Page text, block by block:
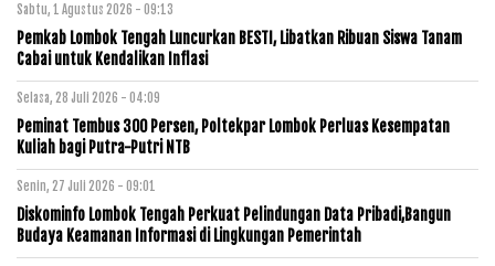
Sabtu, 1 Agustus 2026 - 09:13
Pemkab Lombok Tengah Luncurkan BESTI, Libatkan Ribuan Siswa Tanam
Cabai untuk Kendalikan Inflasi
Selasa, 28 Juli 2026 - 04:09
Peminat Tembus 300 Persen, Poltekpar Lombok Perluas Kesempatan
Kuliah bagi Putra-Putri NTB
Senin, 27 Juli 2026 - 09:01
Diskominfo Lombok Tengah Perkuat Pelindungan Data Pribadi,Bangun
Budaya Keamanan Informasi di Lingkungan Pemerintah